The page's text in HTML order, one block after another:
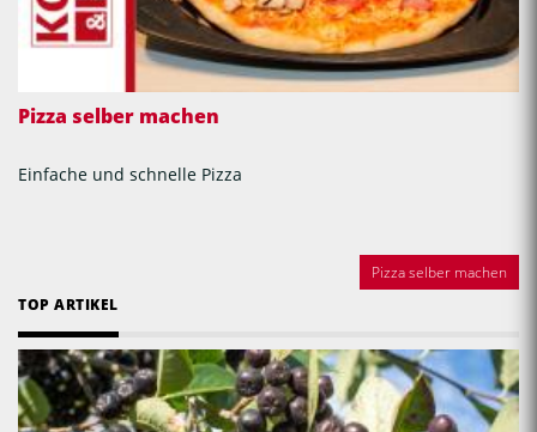
Pizza selber machen
Einfache und schnelle Pizza
Pizza selber machen
TOP ARTIKEL